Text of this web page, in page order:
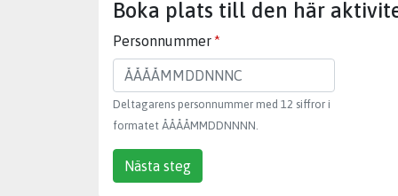
Boka plats till den här
Personnummer
Deltagarens personnummer med 12 siffror i
formatet ÅÅÅÅMMDDNNNN.
Nästa steg